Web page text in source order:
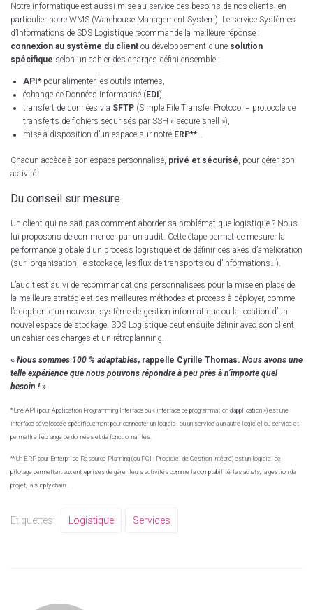
Notre informatique est aussi mise au service des besoins de nos clients, en
particulier notre WMS (Warehouse Management System). Le service Systèmes
d’Informations de SDS Logistique recommande la meilleure réponse :
connexion au système du client ou développement d’une solution
spécifique selon un cahier des charges défini ensemble :
API* pour alimenter les outils internes,
échange de Données Informatisé (EDI),
transfert de données via SFTP (Simple File Transfer Protocol = protocole de
transferts de fichiers sécurisés par SSH « secure shell »),
mise à disposition d’un espace sur notre ERP**
Chacun accède à son espace personnalisé, privé et sécurisé , pour gérer son
activité.
Du conseil sur mesure
Un client qui ne sait pas comment aborder sa problématique logistique ? Nous
lui proposons de commencer par un audit. Cette étape permet de mesurer la
performance globale d’un process logistique et de définir des axes d’amélioration
(sur l’organisation, le stockage, les flux de transports ou d’informations…).
L’audit est suivi de recommandations personnalisées pour la mise en place de
la meilleure stratégie et des meilleures méthodes et process à déployer, comme
l’adoption d’un nouveau système de gestion informatique ou la location d’un
nouvel espace de stockage. SDS Logistique peut ensuite définir avec son client
un cahier des charges et un rétroplanning.
« Nous sommes 100 % adaptables, rappelle Cyrille Thomas. Nous avons une
telle expérience que nous pouvons répondre à peu près à n’importe quel
besoin !»
* Une API (pour Application Programming Interface ou « interface de programmation d’application ») est une
interface développée spécifiquement pour connecter un logiciel ou un service à un autre logiciel ou service et
permettre l’échange de données et de fonctionnalités.
** Un ERP pour Enterprise Resource Planning (ou PGI : Progiciel de Gestion Intégré) est un logiciel de
pilotage permettant aux entreprises de gérer leurs activités comme la comptabilité, les achats, la gestion de
projet, la supply chain…
Etiquettes: Logistique Services